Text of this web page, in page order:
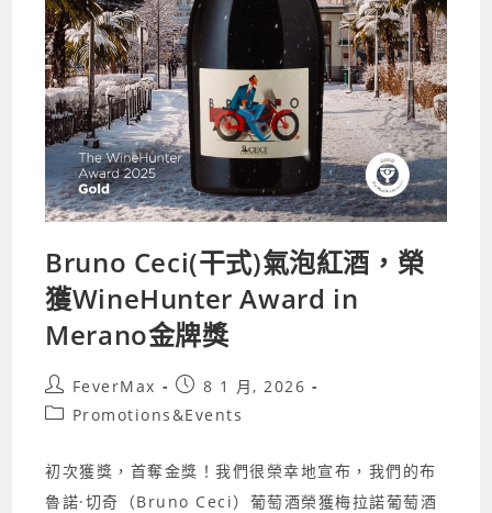
Bruno Ceci(干式)氣泡紅酒，榮
獲WineHunter Award in
Merano金牌獎
Post
author:
FeverMax
Post
published:
8 1 月, 2026
PostPromotions&Events
初次獲獎，首奪金獎！我們很榮幸地宣布，我們的布
魯諾·切奇（Bruno Ceci）葡萄酒榮獲梅拉諾葡萄酒